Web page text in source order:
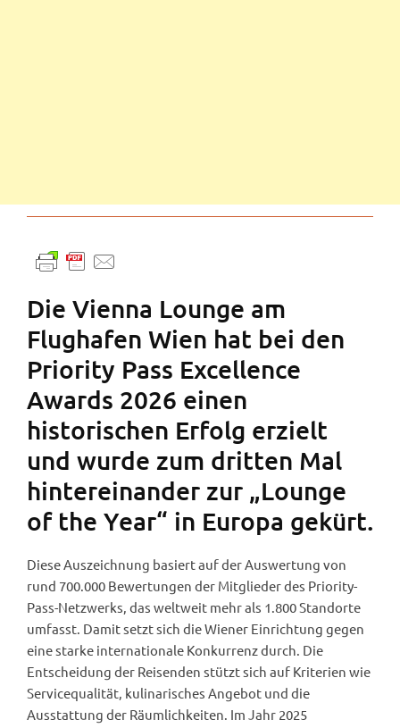
Die Vienna Lounge am
Flughafen Wien hat bei den
Priority Pass Excellence
Awards 2026 einen
historischen Erfolg erzielt
und wurde zum dritten Mal
hintereinander zur „Lounge
of the Year“ in Europa gekürt.
Diese Auszeichnung basiert auf der Auswertung von
rund 700.000 Bewertungen der Mitglieder des Priority-
Pass-Netzwerks, das weltweit mehr als 1.800 Standorte
umfasst. Damit setzt sich die Wiener Einrichtung gegen
eine starke internationale Konkurrenz durch. Die
Entscheidung der Reisenden stützt sich auf Kriterien wie
Servicequalität, kulinarisches Angebot und die
Ausstattung der Räumlichkeiten. Im Jahr 2025